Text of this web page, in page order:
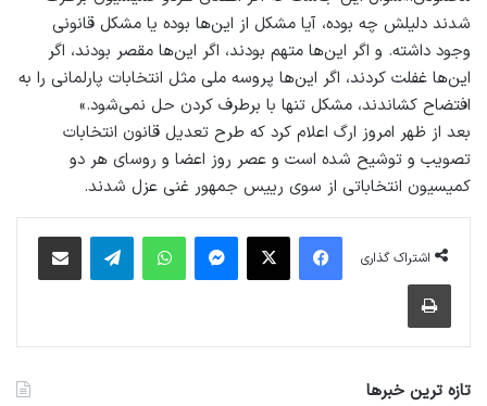
شدند دلیلش چه بوده، آیا مشکل از این‌ها بوده یا مشکل قانونی
وجود داشته. و اگر این‌ها متهم بودند، اگر این‌ها مقصر بودند، اگر
این‌ها غفلت کردند، اگر این‌ها پروسه ملی مثل انتخابات پارلمانی را به
افتضاح کشاندند، مشکل تنها با برطرف کردن حل نمی‌شود.»
بعد از ظهر امروز ارگ اعلام کرد که طرح تعدیل قانون انتخابات
تصویب و توشیح شده است و عصر روز اعضا و روسای هر دو
کمیسیون انتخاباتی از سوی رییس جمهور غنی عزل شدند.
اشتراک گذاری
فیس بوک X پیام رسان واتس آپ تلگرام اشتراک گذاری از طریق ایمیل
چاپ
تازه ترین خبرها